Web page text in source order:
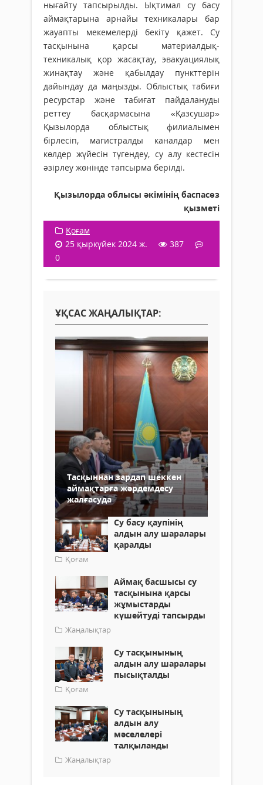
нығайту тапсырылды. Ықтимал су басу
аймақтарына арнайы техникалары бар
жауапты мекемелерді бекіту қажет. Су
тасқынына қарсы материалдық-
техникалық қор жасақтау, эвакуациялық
жинақтау және қабылдау пункттерін
дайындау да маңызды. Облыстық табиғи
ресурстар және табиғат пайдалануды
реттеу басқармасына «Қазсушар»
Қызылорда облыстық филиалымен
бірлесіп, магистралды каналдар мен
көлдер жүйесін түгендеу, су алу кестесін
әзірлеу жөнінде тапсырма берілді.
Қызылорда облысы әкімінің баспасөз
қызметі
Қоғам
25 қыркүйек 2024 ж.
387
0
ҰҚСАС ЖАҢАЛЫҚТАР:
Тасқыннан зардап шеккен
аймақтарға жәрдемдесу
жалғасуда
Су басу қаупінің
алдын алу шаралары
қаралды
Қоғам
Аймақ басшысы су
тасқынына қарсы
жұмыстарды
күшейтуді тапсырды
Жаңалықтар
Су тасқынының
алдын алу шаралары
пысықталды
Қоғам
Су тасқынының
алдын алу
мәселелері
талқыланды
Жаңалықтар